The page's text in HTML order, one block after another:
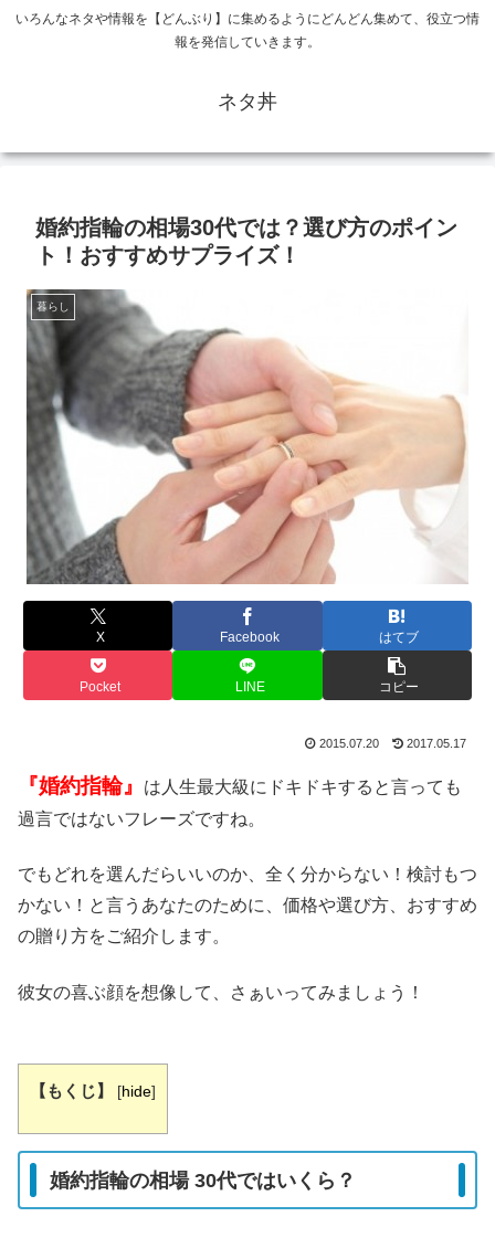
いろんなネタや情報を【どんぶり】に集めるようにどんどん集めて、役立つ情
報を発信していきます。
ネタ丼
婚約指輪の相場30代では？選び方のポイン
ト！おすすめサプライズ！
暮らし
X Facebook はてブ
Pocket LINE コピー
2015.07.20 2017.05.17
『婚約指輪』
は人生最大級にドキドキすると言っても
過言ではないフレーズですね。
でもどれを選んだらいいのか、全く分からない！検討もつ
かない！と言うあなたのために、価格や選び方、おすすめ
の贈り方をご紹介します。
彼女の喜ぶ顔を想像して、さぁいってみましょう！
【もくじ】 [hide]
婚約指輪の相場 30代ではいくら？